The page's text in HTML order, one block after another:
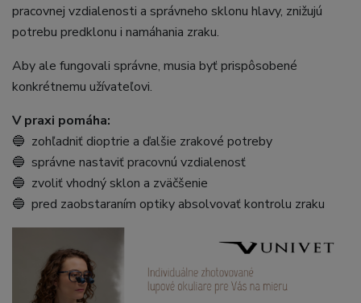
pracovnej vzdialenosti a správneho sklonu hlavy, znižujú
potrebu predklonu i namáhania zraku.
Aby ale fungovali správne, musia byť prispôsobené
konkrétnemu užívateľovi.
V praxi pomáha:
🔵 zohľadniť dioptrie a ďalšie zrakové potreby
🔵 správne nastaviť pracovnú vzdialenosť
🔵 zvoliť vhodný sklon a zväčšenie
🔵 pred zaobstaraním optiky absolvovať kontrolu zraku